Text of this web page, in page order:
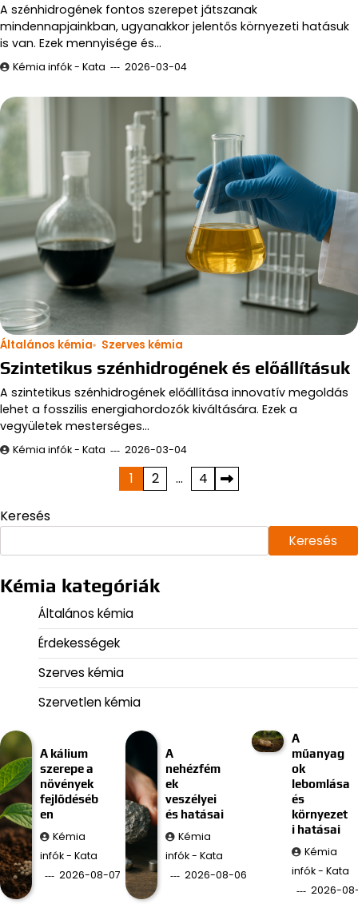
A szénhidrogének fontos szerepet játszanak
mindennapjainkban, ugyanakkor jelentős környezeti hatásuk
is van. Ezek mennyisége és…
Kémia infók - Kata 2026-03-04
Általános kémia Szerves kémia
Szintetikus szénhidrogének és előállításuk
A szintetikus szénhidrogének előállítása innovatív megoldás
lehet a fosszilis energiahordozók kiváltására. Ezek a
vegyületek mesterséges…
Kémia infók - Kata 2026-03-04
lapozása
1 2 … 4
Keresés
Keresés
Kémia kategóriák
Általános kémia
Érdekességek
Szerves kémia
Szervetlen kémia
A kálium
szerepe a
növények
fejlődéséb
en
Kémia
infók - Kata
2026-08-07
A
nehézfém
ek
veszélyei
és hatásai
Kémia
infók - Kata
2026-08-06
A
műanyag
ok
lebomlása
és
környezet
i hatásai
Kémia
infók - Kata
2026-